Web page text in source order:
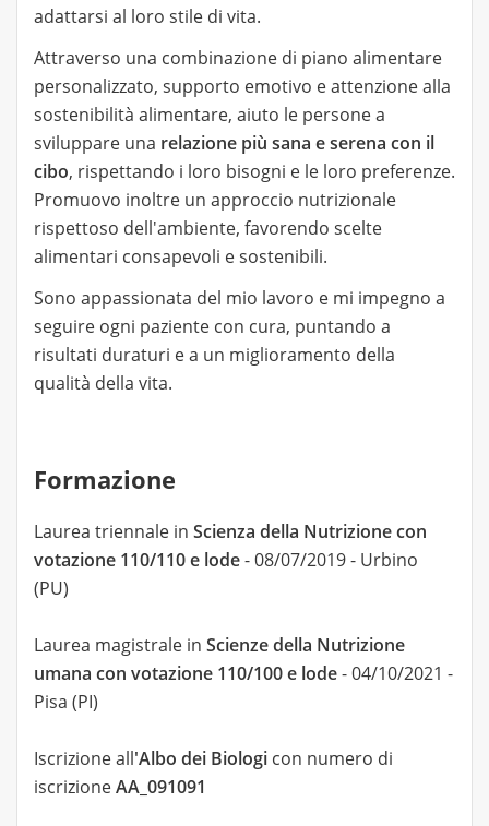
adattarsi al loro stile di vita.
Attraverso una combinazione di piano alimentare
personalizzato, supporto emotivo e attenzione alla
sostenibilità alimentare, aiuto le persone a
sviluppare una relazione più sana e serena con il
cibo, rispettando i loro bisogni e le loro preferenze.
Promuovo inoltre un approccio nutrizionale
rispettoso dell'ambiente, favorendo scelte
alimentari consapevoli e sostenibili.
Sono appassionata del mio lavoro e mi impegno a
seguire ogni paziente con cura, puntando a
risultati duraturi e a un miglioramento della
qualità della vita.
Formazione
Laurea triennale in Scienza della Nutrizione con
votazione 110/110 e lode- 08/07/2019 - Urbino
(PU)
Laurea magistrale in Scienze della Nutrizione
umana con votazione 110/100 e lode- 04/10/2021 -
Pisa (PI)
Iscrizione all'Albo dei Biologi con numero di
iscrizioneAA_091091